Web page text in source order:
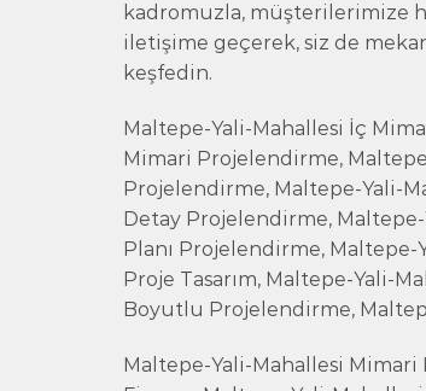
kadromuzla, müşterilerimize
iletişime geçerek, siz de
keşfedin.
Maltepe-Yali-Mahallesi İç
Mimari Projelendirme,
Projelendirme, Maltepe-Yali-
Detay Projelendirme,
Planı Projelendirme,
Proje Tasarım, Maltepe-Yali-
Boyutlu Projelendirme,
Maltepe-Yali-Mahallesi Mimari